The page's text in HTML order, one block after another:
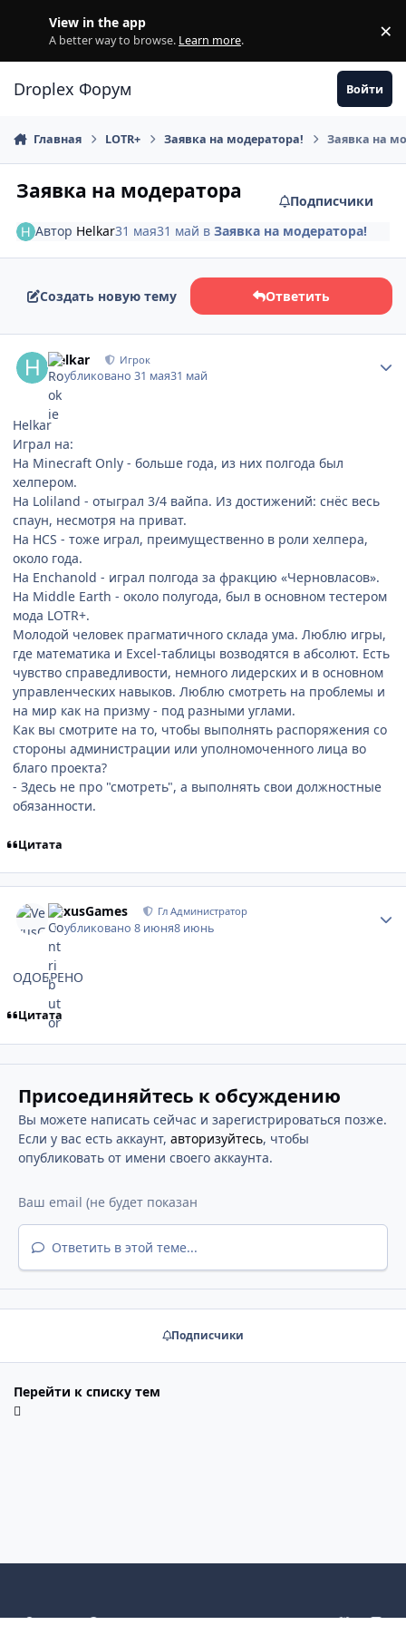
View in the app
A better way to browse. Learn more. ×
Droplex Форум Войти
Главная LOTR+ Заявка на модератора! Заявка на
Заявка на модератора
Подписчики
Автор Helkar31 мая31 май вЗаявка на модератора!
Создать новую тему Ответить
Helkar Игрок
Опубликовано31 мая31 май
Helkar
Играл на:
На Minecraft Only - больше года, из них полгода был
хелпером.
На Loliland - отыграл 3/4 вайпа. Из достижений: снёс весь
спаун, несмотря на приват.
На HCS - тоже играл, преимущественно в роли хелпера,
около года.
На Enchanold - играл полгода за фракцию «Черновласов».
На Middle Earth - около полугода, был в основном тестером
мода LOTR+.
Молодой человек прагматичного склада ума. Люблю игры,
где математика и Excel-таблицы возводятся в абсолют. Есть
чувство справедливости, немного лидерских и в основном
управленческих навыков. Люблю смотреть на проблемы и
на мир как на призму - под разными углами.
Как вы смотрите на то, чтобы выполнять распоряжения со
стороны администрации или уполномоченного лица во
благо проекта?
- Здесь не про "смотреть", а выполнять свои должностные
обязанности.
Цитата
VexusGames Гл Администратор
Опубликовано8 июня8 июнь
ОДОБРЕНО
Цитата
Присоединяйтесь к обсуждению
Вы можете написать сейчас и зарегистрироваться позже.
Если у вас есть аккаунт, авторизуйтесь, чтобы
опубликовать от имени своего аккаунта.
Ответить в этой теме...
Подписчики
Перейти к списку тем
Light ModeDark ModeSystem Preference d v